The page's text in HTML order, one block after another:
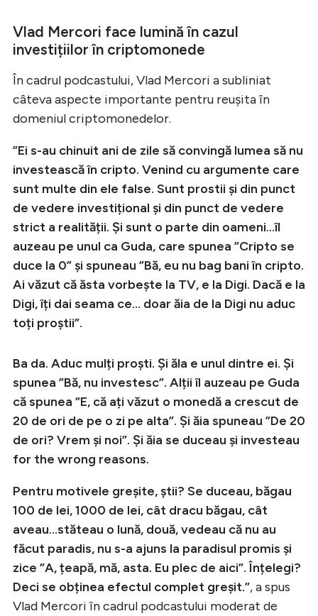
Vlad Mercori face lumină în cazul
investițiilor în criptomonede
În cadrul podcastului, Vlad Mercori a subliniat
câteva aspecte importante pentru reușita în
domeniul criptomonedelor.
”Ei s-au chinuit ani de zile să convingă lumea să nu
investească în cripto. Venind cu argumente care
sunt multe din ele false. Sunt prostii și din punct
de vedere investițional și din punct de vedere
strict a realității. Și sunt o parte din oameni…îl
auzeau pe unul ca Guda, care spunea ”Cripto se
duce la 0” și spuneau ”Bă, eu nu bag bani în cripto.
Ai văzut că ăsta vorbește la TV, e la Digi. Dacă e la
Digi, îți dai seama ce… doar ăia de la Digi nu aduc
toți proștii”.
Ba da. Aduc mulți proști. Și ăla e unul dintre ei. Și
spunea ”Bă, nu investesc”. Alții îl auzeau pe Guda
că spunea ”E, că ați văzut o monedă a crescut de
20 de ori de pe o zi pe alta”. Și ăia spuneau ”De 20
de ori? Vrem și noi”. Și ăia se duceau și investeau
for the wrong reasons.
Pentru motivele greșite, știi? Se duceau, băgau
100 de lei, 1000 de lei, cât dracu băgau, cât
aveau…stăteau o lună, două, vedeau că nu au
făcut paradis, nu s-a ajuns la paradisul promis și
zice ”A, țeapă, mă, asta. Eu plec de aici”. Înțelegi?
Deci se obținea efectul complet greșit.”, a spus
Vlad Mercori în cadrul podcastului moderat de